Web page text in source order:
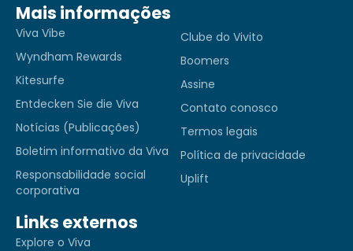
Mais informações
Viva Vibe
Wyndham Rewards
Kitesurfe
Entdecken Sie die Viva
Notícias (Publicações)
Boletim informativo da Viva
Responsabilidade social
corporativa
Clube do Vivito
Boomers
Assine
Contato conosco
Termos legais
Política de privacidade
Uplift
Links externos
Explore o Viva